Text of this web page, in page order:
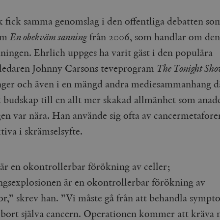
fick samma genomslag i den offentliga debatten
En obekväm sanningfrån 2006, som handlar om
Ehrlich uppges ha varit gäst i den populära
Johnny Carsons teveprogram The Tonight
och även i en mängd andra mediesammanhang
budskap till en allt mer skakad allmänhet som
var nära. Han använde sig ofta av
i skrämselsyfte.
en okontrollerbar förökning av celler;
är en okontrollerbar förökning av
skrev han. ”Vi måste gå från att behandla
själva cancern. Operationen kommer att kräva
sidvisningar.
.timbro.se
54
sekunder
Detta är en mönstertyps-cookie som har ställts in
mönsterelementet i namnet innehåller det unika
kontot eller webbplatsen det hänför sig till. Det
som används för att begränsa mängden data
månad
sessionstillståndet.
.timbro.se 1 år
.timbro.se
minuter
.timbro.se
30
Inc.
30
minuter
Denna cookie används för att skilja mellan människor och
för webbplatsen för att göra giltiga rapporter om
Meta
Platform Inc.
.timbro.se
3
Används av Facebook för att leverera en serie
Vimeo.com
Inc.
.vimeo.com
1 år 1
Dessa kakor används av Vimeo-videospelaren på